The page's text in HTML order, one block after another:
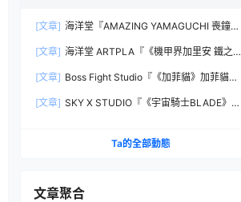
[文章] 海洋堂『AMAZING YAMAGUCHI 喪鐘
之刃與大魄力火焰特效！
[文章] 海洋堂 ARTPLA『《機甲界加里安 鐵之紋
規再現！
[文章] Boss Fight Studio『《加菲貓》加菲貓
受到的龐大份量！
[文章] SKY X STUDIO『《宇宙騎士BLADE》
Ta的全部動態
文章聚合